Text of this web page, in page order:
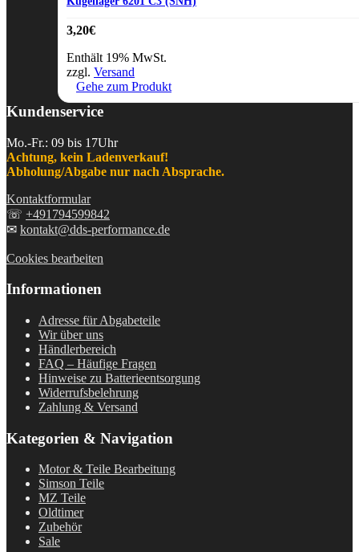
3,20€
Enthält 19% MwSt.
zzgl. Versand
Gehe zum Produkt
Kundenservice
Mo.-Fr.: 09 bis 17Uhr
Achtung, kein Ladenverkauf!
Abholung/Abgabe nur nach Absprache.
Kontaktformular
☏ +491794599842
✉ kontakt@dds-performance.de
Cookies bearbeiten
Informationen
Adresse für Abgabeteile
Wir über uns
Händlerbereich
FAQ – Häufige Fragen
Hinweise zu Batterieentsorgung
Widerrufsbelehrung
Zahlung & Versand
Kategorien & Navigation
Motor & Teile Bearbeitung
Simson Teile
MZ Teile
Oldtimer
Zubehör
Sale